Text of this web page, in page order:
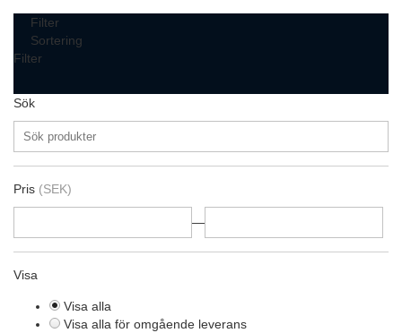
Filter
Sortering
Filter
Sök
Pris (SEK)
—
Visa
Visa alla
Visa alla för omgående leverans